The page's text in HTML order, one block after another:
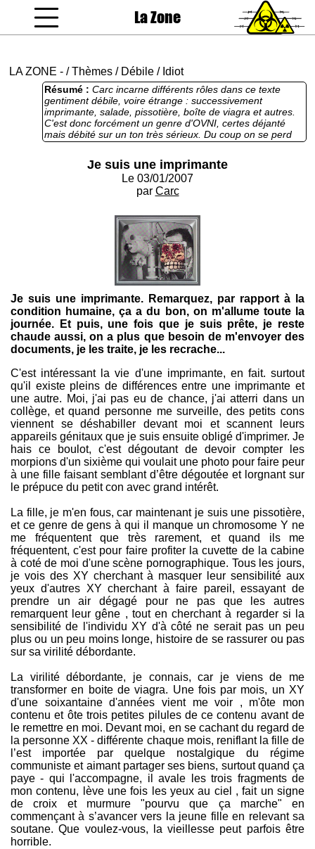
La Zone
LA ZONE - /Thèmes / Débile / Idiot
Résumé : Carc incarne différents rôles dans ce texte
gentiment débile, voire étrange : successivement
imprimante, salade, pissotière, boîte de viagra et autres.
C'est donc forcément un genre d'OVNI, certes déjanté
mais débité sur un ton très sérieux. Du coup on se perd
en conjectures : qu'est-ce que l'auteur essaie de nous dire
Je suis une imprimante
Le 03/01/2007
par Carc
Je suis une imprimante. Remarquez, par rapport à la
condition humaine, ça a du bon, on m'allume toute la
journée. Et puis, une fois que je suis prête, je reste
chaude aussi, on a plus que besoin de m'envoyer des
documents, je les traite, je les recrache...
C'est intéressant la vie d'une imprimante, en fait. surtout
qu'il existe pleins de différences entre une imprimante et
une autre. Moi, j'ai pas eu de chance, j'ai atterri dans un
collège, et quand personne me surveille, des petits cons
viennent se déshabiller devant moi et scannent leurs
appareils génitaux que je suis ensuite obligé d'imprimer. Je
hais ce boulot, c'est dégoutant de devoir compter les
morpions d'un sixième qui voulait une photo pour faire peur
à une fille faisant semblant d’être dégoutée et lorgnant sur
le prépuce du petit con avec grand intérêt.
La fille, je m'en fous, car maintenant je suis une pissotière,
et ce genre de gens à qui il manque un chromosome Y ne
me fréquentent que très rarement, et quand ils me
fréquentent, c'est pour faire profiter la cuvette de la cabine
à coté de moi d'une scène pornographique. Tous les jours,
je vois des XY cherchant à masquer leur sensibilité aux
yeux d'autres XY cherchant à faire pareil, essayant de
prendre un air dégagé pour ne pas que les autres
remarquent leur gêne , tout en cherchant à regarder si la
sensibilité de l'individu XY d'à côté ne serait pas un peu
plus ou un peu moins longe, histoire de se rassurer ou pas
sur sa virilité débordante.
La virilité débordante, je connais, car je viens de me
transformer en boite de viagra. Une fois par mois, un XY
d'une soixantaine d'années vient me voir , m'ôte mon
contenu et ôte trois petites pilules de ce contenu avant de
le remettre en moi. Devant moi, en se cachant du regard de
la personne XX - différente chaque mois, reniflant la fille de
l’est importée par quelque nostalgique du régime
communiste et aimant partager ses biens, surtout quand ça
paye - qui l'accompagne, il avale les trois fragments de
mon contenu, lève une fois les yeux au ciel , fait un signe
de croix et murmure "pourvu que ça marche" en
commençant à s’avancer vers la jeune fille en relevant sa
soutane. Que voulez-vous, la vieillesse peut parfois être
horrible.